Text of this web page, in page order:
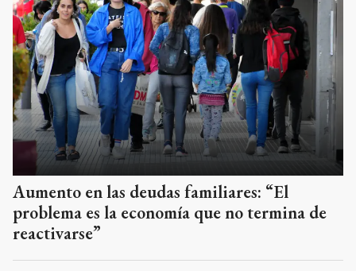
Aumento en las deudas familiares: “El
problema es la economía que no termina de
reactivarse”